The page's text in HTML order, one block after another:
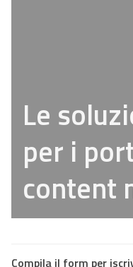
Le
per i
content
Compila il form per